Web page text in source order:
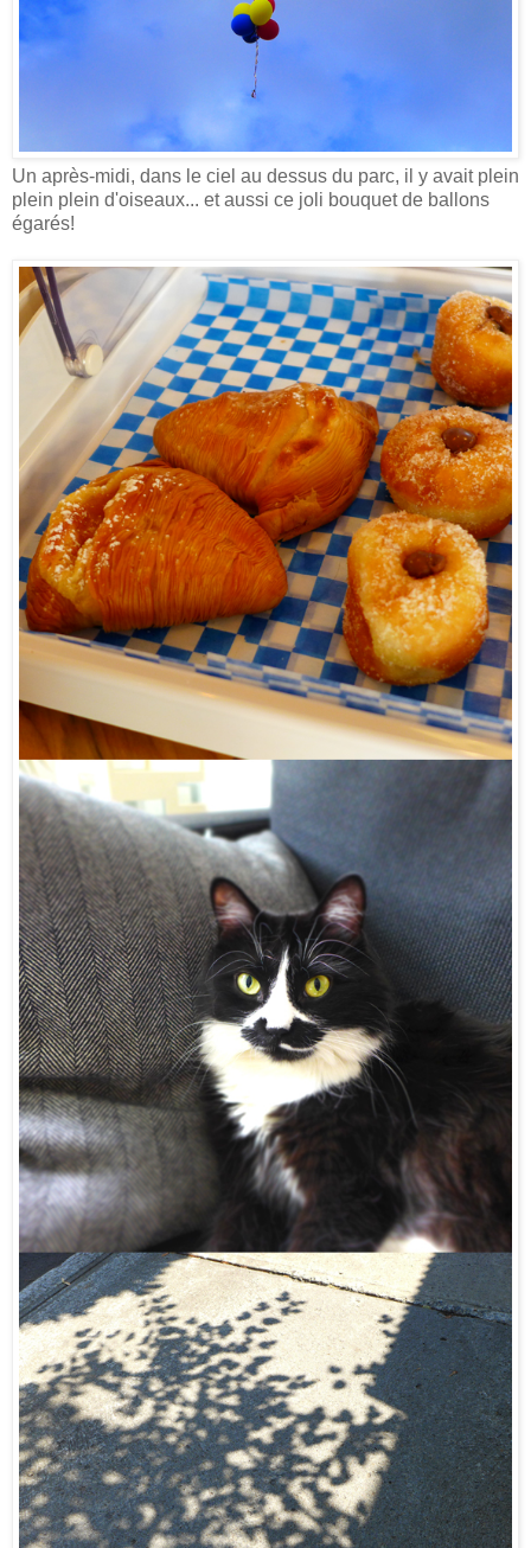
Un après-midi, dans le ciel au dessus du parc, il y avait plein
plein plein d'oiseaux... et aussi ce joli bouquet de ballons
égarés!